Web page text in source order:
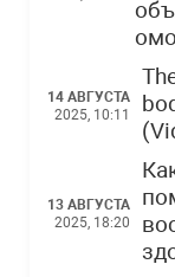
14 АВГУСТА
2025, 10:11
13 АВГУСТА
2025, 18:20